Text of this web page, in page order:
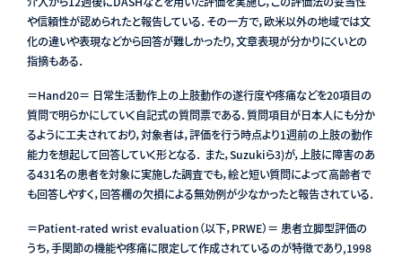
や信頼性が認められたと報告している．その一方で，欧米以外の地域では文
化の違いや表現などから回答が難しかったり，文章表現が分かりにくいとの
指摘もある．
＝Hand20＝ 日常生活動作上の上肢動作の遂行度や疼痛などを20項目の
質問で明らかにしていく自記式の質問票である．質問項目が日本人にも分か
るように工夫されており，対象者は，評価を行う時点より1週前の上肢の動作
能力を想起して回答していく形となる． また，Suzukiら3)が，上肢に障害のあ
る431名の患者を対象に実施した調査でも，絵と短い質問によって高齢者で
も回答しやすく，回答欄の欠損による無効例が少なかったと報告されている．
＝Patient-rated wrist evaluation（以下，PRWE）＝ 患者立脚型評価の
うち，手関節の機能や疼痛に限定して作成されているのが特徴であり,1998